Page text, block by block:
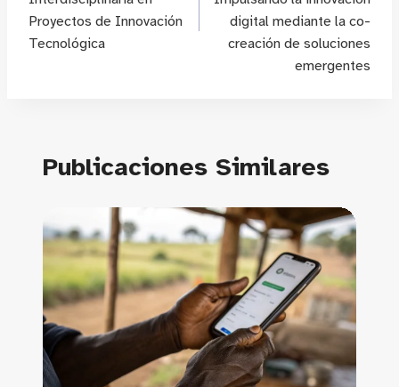
Proyectos de Innovación
Tecnológica
digital mediante la co-
creación de soluciones
emergentes
Publicaciones Similares